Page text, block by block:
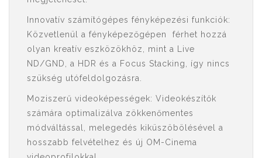
Innovatív számítógépes fényképezési funkciók:
Közvetlenül a fényképezőgépen férhet hozzá
olyan kreatív eszközökhöz, mint a Live
ND/GND, a HDR és a Focus Stacking, így nincs
szükség utófeldolgozásra.
Moziszerű videoképességek: Videokészítők
számára optimalizálva zökkenőmentes
módváltással, melegedés kiküszöbölésével a
hosszabb felvételhez és új OM-Cinema